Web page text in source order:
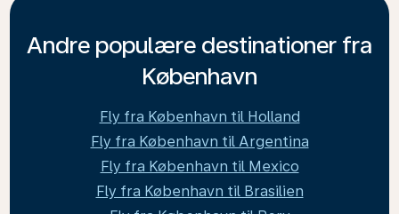
Andre populære destinationer fra
København
Fly fra København til Holland
Fly fra København til Argentina
Fly fra København til Mexico
Fly fra København til Brasilien